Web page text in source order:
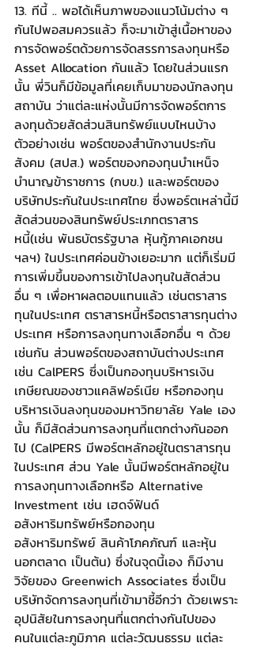
13. ทีนี้ .. พอได้เห็นภาพของแนวโน้มต่าง ๆ
กันไปพอสมควรแล้ว ก็จะมาเข้าสู่เนื้อหาของ
การจัดพอร์ตด้วยการจัดสรรการลงทุนหรือ
Asset Allocation กันแล้ว โดยในส่วนแรก
นั้น พี่วินก็มีข้อมูลที่เคยเก็บมาของนักลงทุน
สถาบัน ว่าแต่ละแห่งนั้นมีการจัดพอร์ตการ
ลงทุนด้วยสัดส่วนสินทรัพย์แบบไหนบ้าง
ตัวอย่างเช่น พอร์ตของสำนักงานประกัน
สังคม (สปส.) พอร์ตของกองทุนบำเหน็จ
บำนาญข้าราชการ (กบข.) และพอร์ตของ
บริษัทประกันในประเทศไทย ซึ่งพอร์ตเหล่านี้มี
สัดส่วนของสินทรัพย์ประเภทตราสาร
หนี้(เช่น พันธบัตรรัฐบาล หุ้นกู้ภาคเอกชน
ฯลฯ) ในประเทศค่อนข้างเยอะมาก แต่ก็เริ่มมี
การเพิ่มขึ้นของการเข้าไปลงทุนในสัดส่วน
อื่น ๆ เพื่อหาผลตอบแทนแล้ว เช่นตราสาร
ทุนในประเทศ ตราสารหนี้หรือตราสารทุนต่าง
ประเทศ หรือการลงทุนทางเลือกอื่น ๆ ด้วย
เช่นกัน ส่วนพอร์ตของสถาบันต่างประเทศ
เช่น CalPERS ซึ่งเป็นกองทุนบริหารเงิน
เกษียณของชาวแคลิฟอร์เนีย หรือกองทุน
บริหารเงินลงทุนของมหาวิทยาลัย Yale เอง
นั้น ก็มีสัดส่วนการลงทุนที่แตกต่างกันออก
ไป (CalPERS มีพอร์ตหลักอยู่ในตราสารทุน
ในประเทศ ส่วน Yale นั้นมีพอร์ตหลักอยู่ใน
การลงทุนทางเลือกหรือ Alternative
Investment เช่น เฮดจ์ฟันด์
อสังหาริมทรัพย์หรือกองทุน
อสังหาริมทรัพย์ สินค้าโภคภัณฑ์ และหุ้น
นอกตลาด เป็นต้น) ซึ่งในจุดนี้เอง ก็มีงาน
วิจัยของ Greenwich Associates ซึ่งเป็น
บริษัทจัดการลงทุนที่เข้ามาชี้อีกว่า ด้วยเพราะ
อุปนิสัยในการลงทุนที่แตกต่างกันไปของ
คนในแต่ละภูมิภาค แต่ละวัฒนธรรม แต่ละ